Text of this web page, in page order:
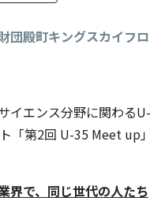
殿町キングスカイフロ
イエンス分野に関わるU-
「第2回 U-35 Meet up」
界で、同じ世代の人たち